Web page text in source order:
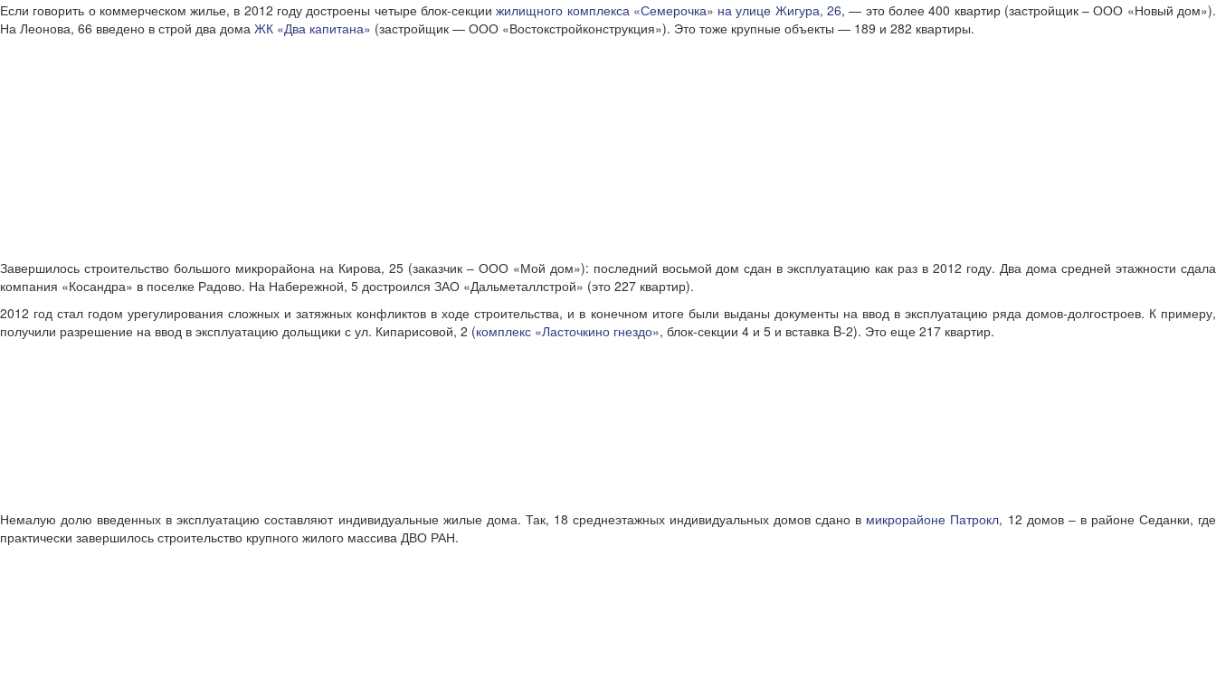
Если говорить о коммерческом жилье, в 2012 году достроены четыре блок-секциижилищного комплекса «Семерочка» на улице Жигура, 26, — это более 400 квартир (застройщик – ООО «Новый дом»).
На Леонова, 66 введено в строй два дома ЖК «Два капитана» (застройщик — ООО «Востокстройконструкция»). Это тоже крупные объекты — 189 и 282 квартиры.
Завершилось строительство большого микрорайона на Кирова, 25 (заказчик – ООО «Мой дом»): последний восьмой дом сдан в эксплуатацию как раз в 2012 году. Два дома средней этажности сдала
компания «Косандра» в поселке Радово. На Набережной, 5 достроился ЗАО «Дальметаллстрой» (это 227 квартир).
2012 год стал годом урегулирования сложных и затяжных конфликтов в ходе строительства, и в конечном итоге были выданы документы на ввод в эксплуатацию ряда домов-долгостроев. К примеру,
получили разрешение на ввод в эксплуатацию дольщики с ул. Кипарисовой, 2 (комплекс «Ласточкино гнездо», блок-секции 4 и 5 и вставка B-2). Это еще 217 квартир.
Немалую долю введенных в эксплуатацию составляют индивидуальные жилые дома. Так, 18 среднеэтажных индивидуальных домов сдано в микрорайоне Патрокл, 12 домов – в районе Седанки, где
практически завершилось строительство крупного жилого массива ДВО РАН.